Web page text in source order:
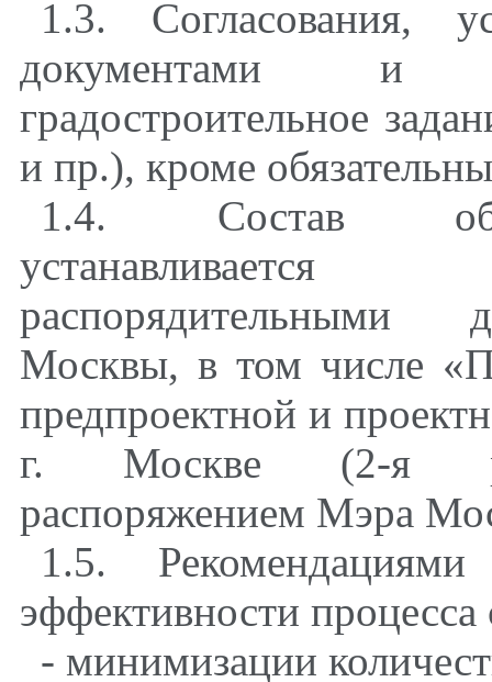
1.3. Согласования,
документами и
градостроительное
и пр.), кроме
1.4. Состав
распорядительными
Москвы, в том числе
предпроектной и
г. Москве (2-я
распоряжением Мэра
1.5.
эффективности процесса
- минимизации